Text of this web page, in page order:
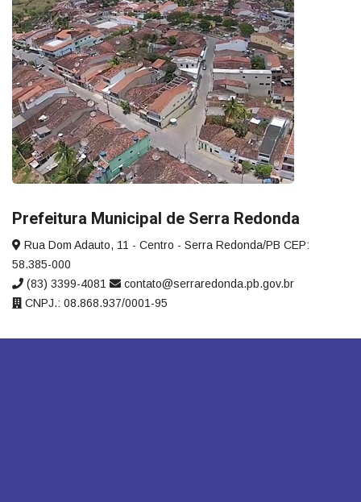
Prefeitura Municipal de Serra Redonda
Rua Dom Adauto, 11 - Centro - Serra Redonda/PB CEP:
58.385-000
(83) 3399-4081
contato@serraredonda.pb.gov.br
CNPJ.: 08.868.937/0001-95